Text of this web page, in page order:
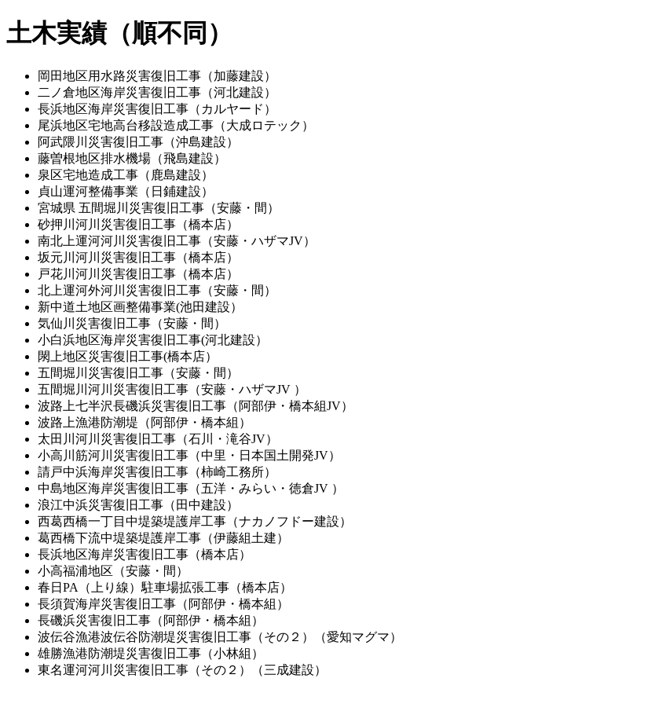
土木実績（順不同）
岡田地区用水路災害復旧工事（加藤建設）
二ノ倉地区海岸災害復旧工事（河北建設）
長浜地区海岸災害復旧工事（カルヤード）
尾浜地区宅地高台移設造成工事（大成ロテック）
阿武隈川災害復旧工事（沖島建設）
藤曽根地区排水機場（飛島建設）
泉区宅地造成工事（鹿島建設）
貞山運河整備事業（日鋪建設）
宮城県 五間堀川災害復旧工事（安藤・間）
砂押川河川災害復旧工事（橋本店）
南北上運河河川災害復旧工事（安藤・ハザマJV）
坂元川河川災害復旧工事（橋本店）
戸花川河川災害復旧工事（橋本店）
北上運河外河川災害復旧工事（安藤・間）
新中道土地区画整備事業(池田建設）
気仙川災害復旧工事（安藤・間）
小白浜地区海岸災害復旧工事(河北建設）
閖上地区災害復旧工事(橋本店）
五間堀川災害復旧工事（安藤・間）
五間堀川河川災害復旧工事（安藤・ハザマJV ）
波路上七半沢長磯浜災害復旧工事（阿部伊・橋本組JV）
波路上漁港防潮堤（阿部伊・橋本組）
太田川河川災害復旧工事（石川・滝谷JV）
小高川筋河川災害復旧工事（中里・日本国土開発JV）
請戸中浜海岸災害復旧工事（柿崎工務所）
中島地区海岸災害復旧工事（五洋・みらい・徳倉JV ）
浪江中浜災害復旧工事（田中建設）
西葛西橋一丁目中堤築堤護岸工事（ナカノフドー建設）
葛西橋下流中堤築堤護岸工事（伊藤組土建）
長浜地区海岸災害復旧工事（橋本店）
小高福浦地区（安藤・間）
春日PA（上り線）駐車場拡張工事（橋本店）
長須賀海岸災害復旧工事（阿部伊・橋本組）
長磯浜災害復旧工事（阿部伊・橋本組）
波伝谷漁港波伝谷防潮堤災害復旧工事（その２）（愛知マグマ）
雄勝漁港防潮堤災害復旧工事（小林組）
東名運河河川災害復旧工事（その２）（三成建設）